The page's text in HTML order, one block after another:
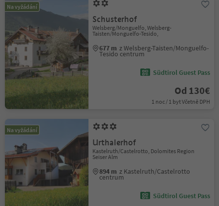
Na vyžádání
Schusterhof
Welsberg/Monguelfo, Welsberg-
Taisten/Monguelfo-Tesido,
677 m z Welsberg-Taisten/Monguelfo-
Tesido centrum
Südtirol Guest Pass
Od 130€
1 noc / 1 byt Včetně DPH
Na vyžádání
Urthalerhof
Kastelruth/Castelrotto, Dolomites Region
Seiser Alm
894 m z Kastelruth/Castelrotto
centrum
Südtirol Guest Pass